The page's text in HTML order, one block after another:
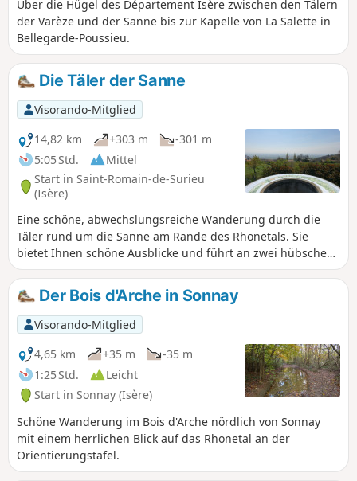
Über die Hügel des Département Isère zwischen den Tälern
der Varèze und der Sanne bis zur Kapelle von La Salette in
Bellegarde-Poussieu.
Die Täler der Sanne
Visorando-Mitglied
14,82 km
+303 m
-301 m
5:05 Std.
Mittel
Start in Saint-Romain-de-Surieu
(Isère)
Eine schöne, abwechslungsreiche Wanderung durch die
Täler rund um die Sanne am Rande des Rhonetals. Sie
bietet Ihnen schöne Ausblicke und führt an zwei hübschen
Kapellen vorbei. Achtung! Bei starkem Regen ist von dieser
Wanderung abzuraten, da drei Furten zu überqueren sind.
Der Bois d'Arche in Sonnay
Visorando-Mitglied
4,65 km
+35 m
-35 m
1:25 Std.
Leicht
Start in Sonnay (Isère)
Schöne Wanderung im Bois d'Arche nördlich von Sonnay
mit einem herrlichen Blick auf das Rhonetal an der
Orientierungstafel.